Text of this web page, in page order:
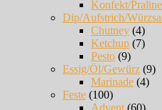
Konfekt/Praline
Dip/Aufstrich/
Chutney (4)
Ketchup (7)
Pesto (9)
Essig/Öl/Gewürz (9)
Marinade (4)
Feste (100)
Advent (60)